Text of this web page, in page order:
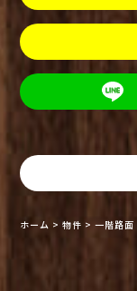
ホーム >物件 >一階路面